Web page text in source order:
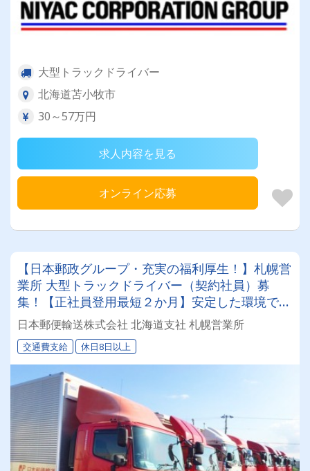
大型トラックドライバー
北海道苫小牧市
30～57万円
求人内容を見る
オンライン応募
【日本郵政グループ・充実の福利厚生！】札幌営
業所 大型トラックドライバー（契約社員）募
集！【正社員登用最短２か月】安定した環境で腰
を据えて働きたい、そんなあなたにピッタリ！
日本郵便輸送株式会社 北海道支社 札幌営業所
交通費支給 休日8日以上